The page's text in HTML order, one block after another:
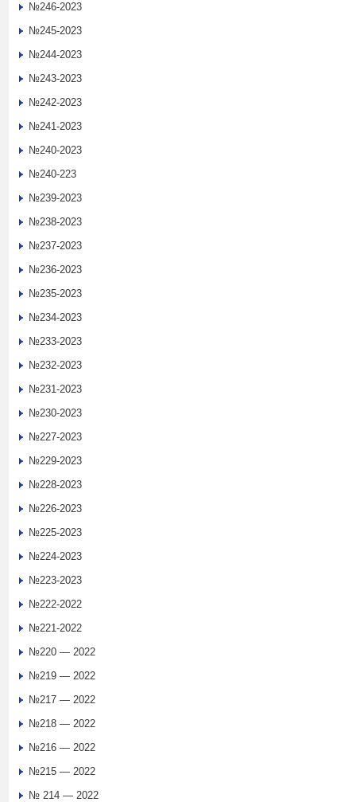
№246-2023
№245-2023
№244-2023
№243-2023
№242-2023
№241-2023
№240-2023
№240-223
№239-2023
№238-2023
№237-2023
№236-2023
№235-2023
№234-2023
№233-2023
№232-2023
№231-2023
№230-2023
№227-2023
№229-2023
№228-2023
№226-2023
№225-2023
№224-2023
№223-2023
№222-2022
№221-2022
№220 — 2022
№219 — 2022
№217 — 2022
№218 — 2022
№216 — 2022
№215 — 2022
№ 214 — 2022